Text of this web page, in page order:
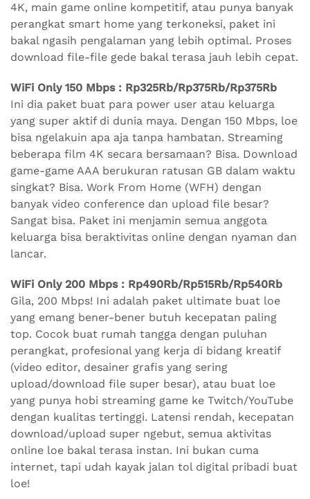
4K, main game online kompetitif, atau punya banyak
perangkat smart home yang terkoneksi, paket ini
bakal ngasih pengalaman yang lebih optimal. Proses
download file-file gede bakal terasa jauh lebih cepat.
WiFi Only 150 Mbps : Rp325Rb/Rp375Rb/Rp375Rb
Ini dia paket buat para power user atau keluarga
yang super aktif di dunia maya. Dengan 150 Mbps, loe
bisa ngelakuin apa aja tanpa hambatan. Streaming
beberapa film 4K secara bersamaan? Bisa. Download
game-game AAA berukuran ratusan GB dalam waktu
singkat? Bisa. Work From Home (WFH) dengan
banyak video conference dan upload file besar?
Sangat bisa. Paket ini menjamin semua anggota
keluarga bisa beraktivitas online dengan nyaman dan
lancar.
WiFi Only 200 Mbps : Rp490Rb/Rp515Rb/Rp540Rb
Gila, 200 Mbps! Ini adalah paket ultimate buat loe
yang emang bener-bener butuh kecepatan paling
top. Cocok buat rumah tangga dengan puluhan
perangkat, profesional yang kerja di bidang kreatif
(video editor, desainer grafis yang sering
upload/download file super besar), atau buat loe
yang punya hobi streaming game ke Twitch/YouTube
dengan kualitas tertinggi. Latensi rendah, kecepatan
download/upload super ngebut, semua aktivitas
online loe bakal terasa instan. Ini bukan cuma
internet, tapi udah kayak jalan tol digital pribadi buat
loe!